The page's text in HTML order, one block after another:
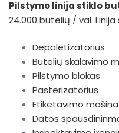
Pilstymo linija stiklo
24.000 butelių / val.
Depaletizatorius
Butelių skalavimo
Pilstymo blokas
Pasterizatorius
Etiketavimo mašina
Datos